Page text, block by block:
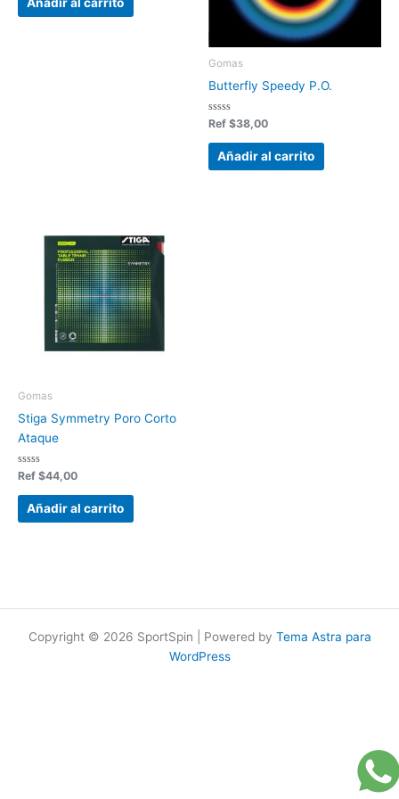
Añadir al carrito
Gomas
Butterfly Speedy P.O.
Valorado
0
Ref $38,00
Añadir al carrito
Gomas
Stiga Symmetry Poro Corto
Ataque
Valorado
0
Ref $44,00
Añadir al carrito
Copyright © 2026 SportSpin | Powered by Tema Astra para
WordPress